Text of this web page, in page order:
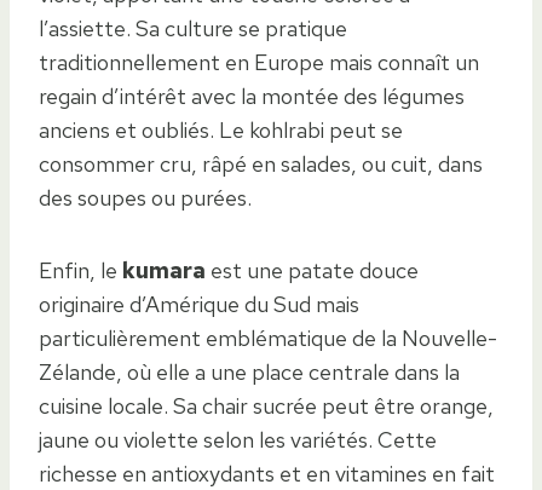
l’assiette. Sa culture se pratique
traditionnellement en Europe mais connaît un
regain d’intérêt avec la montée des légumes
anciens et oubliés. Le kohlrabi peut se
consommer cru, râpé en salades, ou cuit, dans
des soupes ou purées.
Enfin, le kumara est une patate douce
originaire d’Amérique du Sud mais
particulièrement emblématique de la Nouvelle-
Zélande, où elle a une place centrale dans la
cuisine locale. Sa chair sucrée peut être orange,
jaune ou violette selon les variétés. Cette
richesse en antioxydants et en vitamines en fait